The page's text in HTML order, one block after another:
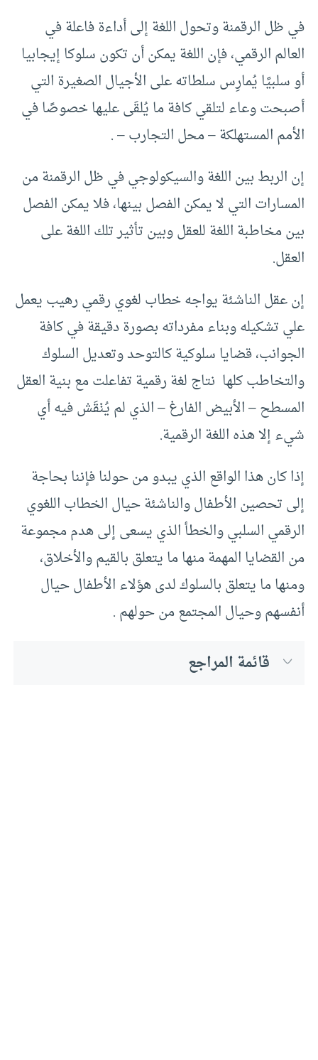
في ظل الرقمنة وتحول اللغة إلى أداءة فاعلة في
العالم الرقمي، فإن اللغة يمكن أن تكون سلوكا إيجابيا
أو سلبيًا يُمارِس سلطاته على الأجيال الصغيرة التي
أصبحت وعاء لتلقي كافة ما يُلقَى عليها خصوصًا في
الأمم المستهلكة – محل التجارب – .
إن الربط بين اللغة والسيكولوجي في ظل الرقمنة من
المسارات التي لا يمكن الفصل بينها، فلا يمكن الفصل
بين مخاطبة اللغة للعقل وبين تأثير تلك اللغة على
العقل.
إن عقل الناشئة يواجه خطاب لغوي رقمي رهيب يعمل
علي تشكيله وبناء مفرداته بصورة دقيقة في كافة
الجوانب، قضايا سلوكية كالتوحد وتعديل السلوك
والتخاطب كلها نتاج لغة رقمية تفاعلت مع بنية العقل
المسطح – الأبيض الفارغ – الذي لم يُنْقَش فيه أي
شيء إلا هذه اللغة الرقمية.
إذا كان هذا الواقع الذي يبدو من حولنا فإننا بحاجة
إلى تحصين الأطفال والناشئة حيال الخطاب اللغوي
الرقمي السلبي والخطأ الذي يسعى إلى هدم مجموعة
من القضايا المهمة منها ما يتعلق بالقيم والأخلاق،
ومنها ما يتعلق بالسلوك لدى هؤلاء الأطفال حيال
أنفسهم وحيال المجتمع من حولهم .
قائمة المراجع